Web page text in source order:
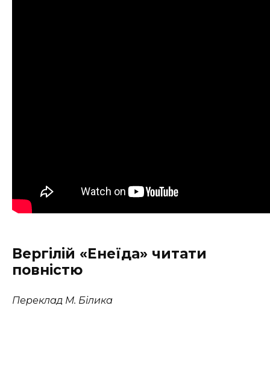
Вергілій «Енеїда» читати
повністю
Переклад М. Білика